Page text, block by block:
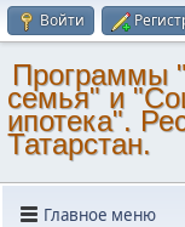
Войти
Программы
семья" и
ипотека".
Татарстан.
Главное меню